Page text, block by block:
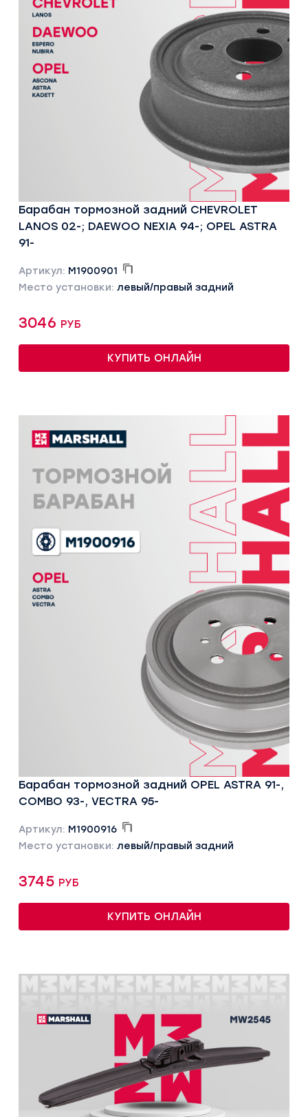
Барабан тормозной задний CHEVROLET
LANOS 02-; DAEWOO NEXIA 94-; OPEL ASTRA
91-
Артикул: M1900901
Место установки: левый/правый задний
3046 руб
КУПИТЬ ОНЛАЙН
Барабан тормозной задний OPEL ASTRA 91-,
COMBO 93-, VECTRA 95-
Артикул: M1900916
Место установки: левый/правый задний
3745 руб
КУПИТЬ ОНЛАЙН